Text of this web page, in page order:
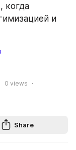
когда
и
0 views
Share